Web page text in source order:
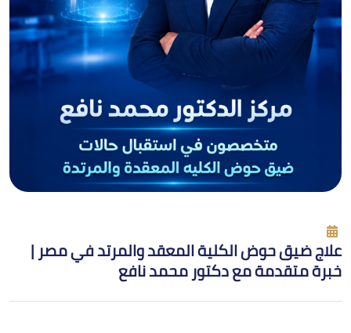
علاج ضيق حوض الكلية المعقد والمرتد في مصر |
خبرة متقدمة مع دكتور محمد نافع